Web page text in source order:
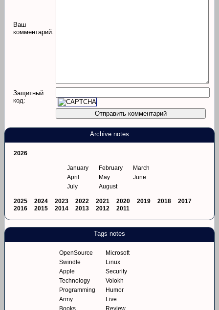
Ваш
комментарий:
Защитный
код:
Archive notes
2026
January February
March
April
May
June
July
August
2025 2024 2023 2022 2021 2020 2019 2018
2017
2016
2015 2014 2013 2012 2011
Tags notes
OpenSource
Microsoft
Swindle
Linux
Apple
Security
Technology
Volokh
Programming
Humor
Army
Live
Books
Review